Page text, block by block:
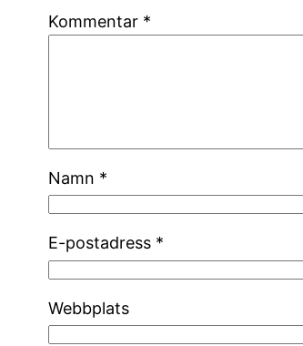
Kommentar *
Namn *
E-postadress *
Webbplats